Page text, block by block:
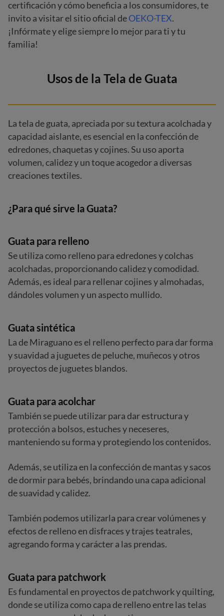
certificación y cómo beneficia a los consumidores, te
invito a visitar el sitio oficial deOEKO-TEX.
¡Infórmate y elige siempre lo mejor para ti y tu
familia!
Usos de la Tela de Guata
La tela de guata, apreciada por su textura acolchada y
capacidad aislante, es esencial en la confección de
edredones, chaquetas y cojines. Su uso aporta
volumen, calidez y un toque acogedor a diversas
creaciones textiles.
¿Para qué sirve la Guata?
Guata para relleno
Se utiliza como relleno para edredones y colchas
acolchadas, proporcionando calidez y comodidad.
Además, es ideal para rellenar cojines y almohadas,
dándoles volumen y un aspecto mullido.
Guata sintética
La de Miraguano es el relleno perfecto para dar forma
y suavidad a juguetes de peluche, muñecos y otros
proyectos de juguetes blandos.
Guata para acolchar
También se puede utilizar para dar estructura y
protección a bolsos, estuches y neceseres,
manteniendo su forma y protegiendo los contenidos.
Además, se utiliza en la confección de mantas y sacos
de dormir para bebés, brindando una capa adicional
de suavidad y calidez.
También podemos utilizarla para crear volúmenes y
efectos de relleno en disfraces y trajes teatrales,
agregando forma y carácter a las prendas.
Guata para patchwork
Es fundamental en proyectos de patchwork y quilting,
donde se utiliza como capa de relleno entre las telas